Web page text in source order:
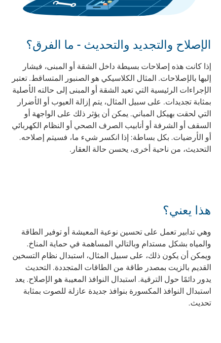
الإصلاح والتجديد والتحديث - ما الفرق؟
إذا كانت هذه إصلاحات بسيطة داخل الشقة أو المبنى، فيشار
إليها بالإصلاحات. المثال الكلاسيكي هو الصنبور المتساقط. تعتبر
الإجراءات الرئيسية التي تعيد الشقة أو المبنى إلى حالته الأصلية
بمثابة تجديدات. على سبيل المثال، يتم إزالة العيوب أو الأضرار
التي لحقت بهيكل المباني. يمكن أن يؤثر ذلك على الواجهة أو
السقف أو الشرفة أو أنابيب الصرف الصحي أو النظام الكهربائي
أو الأرضيات. بكل بساطة: إذا انكسر شيء ما، فسيتم إصلاحه.
التحديث، من ناحية أخرى، يحسن حالة العقار.
هذا يعني؟
وهي تدابير تعمل على تحسين نوعية المعيشة أو توفير الطاقة
والمياه بشكل مستدام وبالتالي المساهمة في حماية المناخ.
ويمكن أن يكون ذلك، على سبيل المثال، استبدال نظام التسخين
القديم بالزيت بمصدر طاقة من الطاقات المتجددة. التحديث
يدور دائمًا حول الترقية. استبدال النوافذ المعيبة هو الإصلاح. يعد
استبدال النوافذ المكسورة بنوافذ جديدة عازلة للصوت بمثابة
تحديث.